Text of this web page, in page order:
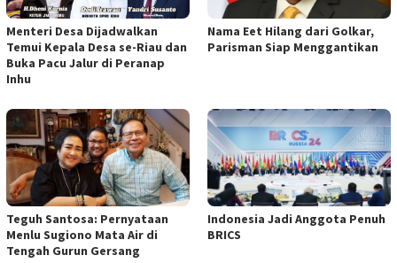
Menteri Desa Dijadwalkan
Temui Kepala Desa se-Riau dan
Buka Pacu Jalur di Peranap
Inhu
Nama Eet Hilang dari Golkar,
Parisman Siap Menggantikan
Teguh Santosa: Pernyataan
Menlu Sugiono Mata Air di
Tengah Gurun Gersang
Indonesia Jadi Anggota Penuh
BRICS